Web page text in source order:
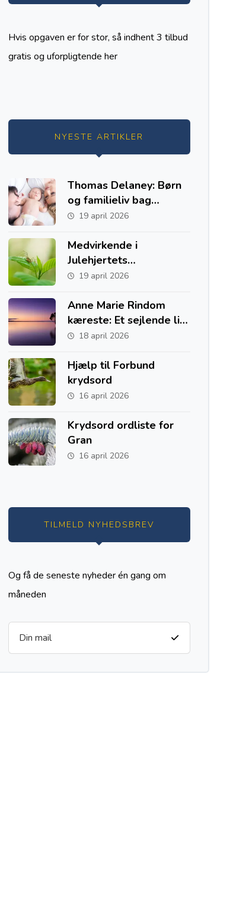
Hvis opgaven er for stor, så indhent 3 tilbud
gratis og uforpligtende her
NYESTE ARTIKLER
Thomas Delaney: Børn
og familieliv bag
fodboldkarrieren
19 april 2026
Medvirkende i
Julehjertets
Hemmelighed
19 april 2026
Anne Marie Rindom
kæreste: Et sejlende liv
med to hjem i Danmark
18 april 2026
Hjælp til Forbund
krydsord
16 april 2026
Krydsord ordliste for
Gran
16 april 2026
TILMELD NYHEDSBREV
Og få de seneste nyheder én gang om
måneden